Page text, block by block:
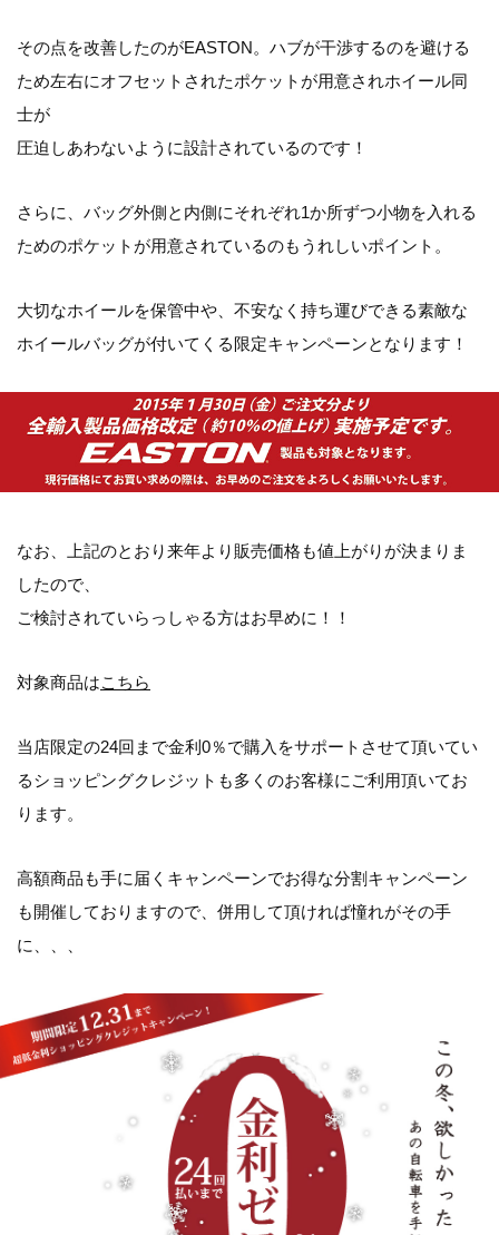
その点を改善したのがEASTON。ハブが干渉するのを避ける
ため左右にオフセットされたポケットが用意されホイール同
士が
圧迫しあわないように設計されているのです！
さらに、バッグ外側と内側にそれぞれ1か所ずつ小物を入れる
ためのポケットが用意されているのもうれしいポイント。
大切なホイールを保管中や、不安なく持ち運びできる素敵な
ホイールバッグが付いてくる限定キャンペーンとなります！
なお、上記のとおり来年より販売価格も値上がりが決まりま
したので、
ご検討されていらっしゃる方はお早めに！！
対象商品はこちら
当店限定の24回まで金利0％で購入をサポートさせて頂いてい
るショッピングクレジットも多くのお客様にご利用頂いてお
ります。
高額商品も手に届くキャンペーンでお得な分割キャンペーン
も開催しておりますので、併用して頂ければ憧れがその手
に、、、